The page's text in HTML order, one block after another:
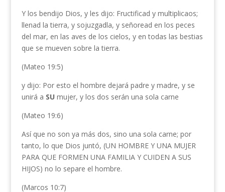
Y los bendijo Dios, y les dijo: Fructificad y multiplicaos;
llenad la tierra, y sojuzgadla, y señoread en los peces
del mar, en las aves de los cielos, y en todas las bestias
que se mueven sobre la tierra.
(Mateo 19:5)
y dijo: Por esto el hombre dejará padre y madre, y se
unirá a SU mujer, y los dos serán una sola carne
(Mateo 19:6)
Así que no son ya más dos, sino una sola carne; por
tanto, lo que Dios juntó, (UN HOMBRE Y UNA MUJER
PARA QUE FORMEN UNA FAMILIA Y CUIDEN A SUS
HIJOS) no lo separe el hombre.
(Marcos 10:7)